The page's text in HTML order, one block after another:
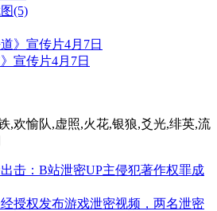
(5)
宣传片4月7日
,欢愉队,虚照,火花,银狼,爻光,绯英,流
击：B站泄密UP主侵犯著作权罪成
授权发布游戏泄密视频，两名泄密